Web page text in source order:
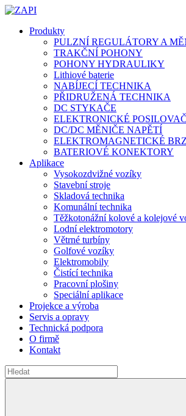
Produkty
PULZNÍ REGULÁTORY A
TRAKČNÍ POHONY
POHONY HYDRAULIKY
Lithiové baterie
NABÍJECÍ TECHNIKA
PŘIDRUŽENÁ TECHNIKA
DC STYKAČE
ELEKTRONICKÉ
DC/DC MĚNIČE NAPĚTÍ
ELEKTROMAGNETICKÉ
BATERIOVÉ KONEKTORY
Aplikace
Vysokozdvižné vozíky
Stavební stroje
Skladová technika
Komunální technika
Těžkotonážní kolové a kolejové
Lodní elektromotory
Větrné turbíny
Golfové vozíky
Elektromobily
Čistící technika
Pracovní plošiny
Speciální aplikace
Projekce a výroba
Servis a opravy
Technická podpora
O firmě
Kontakt